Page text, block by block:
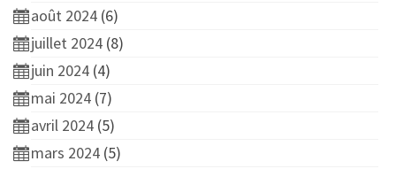
août 2024 (6)
juillet 2024 (8)
juin 2024 (4)
mai 2024 (7)
avril 2024 (5)
mars 2024 (5)